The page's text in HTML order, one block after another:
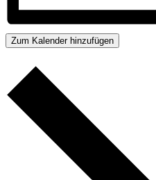
Zum Kalender hinzufügen